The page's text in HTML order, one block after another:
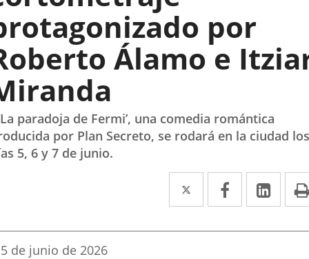
por
Álamo e
paradoja de Fermi’, una comedia romántica
por Plan Secreto, se rodará en la ciudad los
5, 6 y 7 de junio.
Twitter
Enlace
a
una
Facebook
Enlace
a
una
a
una
Fecha
5 de junio de 2026